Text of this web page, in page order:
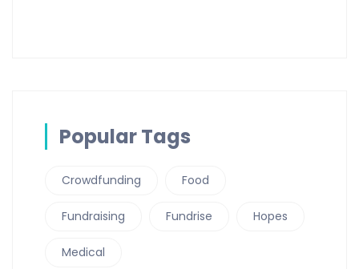
Popular Tags
Crowdfunding Food
Fundraising Fundrise Hopes
Medical